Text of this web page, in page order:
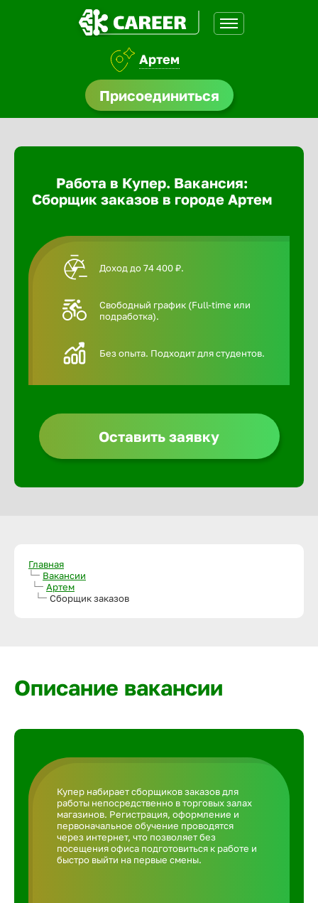
Артем
Присоединиться
Абакан
Азов
Анадырь
Работа в Купер. Вакансия:
Сборщик заказов в городе Артем
Доход до 74 400 ₽.
Свободный график (Full-time или
подработка).
Без опыта. Подходит для студентов.
Оставить заявку
Главная
Вакансии
Артем
Сборщик заказов
Описание вакансии
Купер набирает сборщиков заказов для
работы непосредственно в торговых залах
магазинов. Регистрация, оформление и
первоначальное обучение проводятся
через интернет, что позволяет без
посещения офиса подготовиться к работе и
быстро выйти на первые смены.